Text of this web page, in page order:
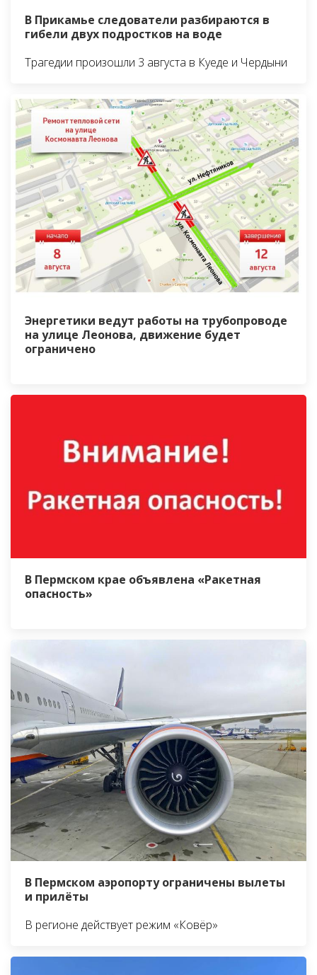
В Прикамье следователи разбираются в
гибели двух подростков на воде
Трагедии произошли 3 августа в Куеде и Чердыни
Энергетики ведут работы на трубопроводе
на улице Леонова, движение будет
ограничено
В Пермском крае объявлена «Ракетная
опасность»
В Пермском аэропорту ограничены вылеты
и прилёты
В регионе действует режим «Ковёр»